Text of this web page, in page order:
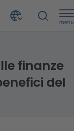
menu
finanze
del